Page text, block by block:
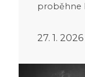
proběhne
27. 1. 2026